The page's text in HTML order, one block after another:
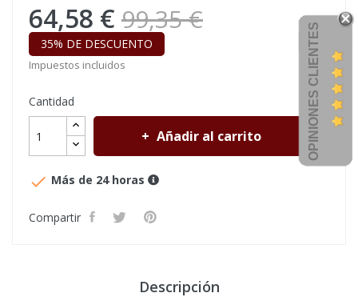
64,58 € 99,35 €
35% DE DESCUENTO
Impuestos incluidos
Cantidad
Añadir al carrito
 Más de 24 horas
Compartir
Descripción
OPINIONES CLIENTES